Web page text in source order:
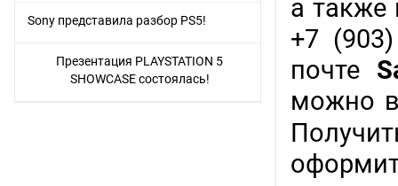
а также
+7
почте
можно
Sony представила разбор PS5!
Презентация PLAYSTATION 5
SHOWCASE состоялась!